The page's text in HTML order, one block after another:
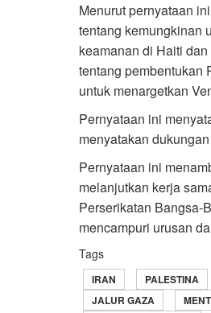
Menurut pernyataan
tentang kemungkinan
keamanan di Haiti
tentang pembentukan
untuk menargetkan
Pernyataan ini
menyatakan
Pernyataan ini
melanjutkan kerja
Perserikatan Bangsa-
mencampuri urusan
Tags
IRAN PALESTINA
JALUR GAZA